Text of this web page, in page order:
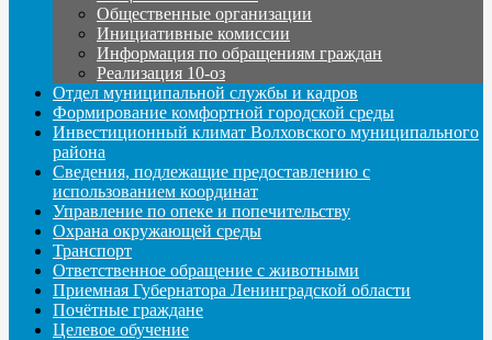
Общественные организации
Инициативные комиссии
Информация по обращениям граждан
Реализация 10-оз
Отдел муниципальной службы и кадров
Формирование комфортной городской среды
Инвестиционный климат Волховского муниципального
района
Сведения, подлежащие предоставлению с
использованием координат
Управление по опеке и попечительству
Охрана окружающей среды
Транспорт
Ответственное обращение с животными
Приемная Губернатора Ленинградской области
Почётные граждане
Целевое обучение